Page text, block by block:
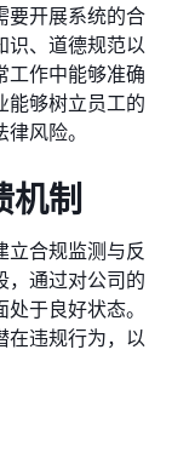
要开展系统的合
识、道德规范以
工作中能够准确
能够树立员工的
风险。
机制
立合规监测与反
，通过对公司的
于良好状态。
在违规行为，以